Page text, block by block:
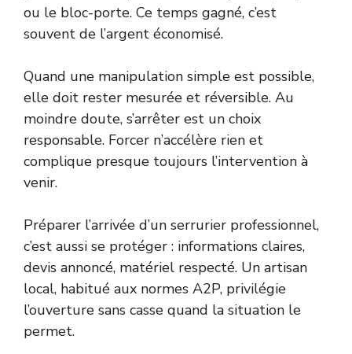
ou le bloc-porte. Ce temps gagné, c’est
souvent de l’argent économisé.
Quand une manipulation simple est possible,
elle doit rester mesurée et réversible. Au
moindre doute, s’arrêter est un choix
responsable. Forcer n’accélère rien et
complique presque toujours l’intervention à
venir.
Préparer l’arrivée d’un serrurier professionnel,
c’est aussi se protéger : informations claires,
devis annoncé, matériel respecté. Un artisan
local, habitué aux normes A2P, privilégie
l’ouverture sans casse quand la situation le
permet.